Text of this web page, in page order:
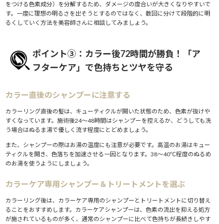
をつける色素成分）を分解するため、ダメージの度合いが大きくなりやすいで
す。一度に理想の明るさを出そうとするのではなく、数回に分けて段階的に明
るくしていく方法を美容師さんに相談してみましょう。
ポイント③：カラー後72時間が勝負！「ア
フターケア」で色持ちとツヤを守る
カラー直後のシャンプーに注意する
カラーリング直後の髪は、キューティクルが開いた状態のため、色素が抜けや
すくなっています。施術後24〜48時間はシャンプーを控えるか、どうしても洗
う場合はぬるま湯で優しく流す程度にとどめましょう。
また、シャンプーの際はお湯の温度にも注意が必要です。高温のお湯はキュー
ティクルを開き、色落ちを加速させる一因となります。38〜40℃程度のぬるめ
のお湯を使うようにしましょう。
カラーケア専用シャンプー＆トリートメントを選ぶ
カラーリング後は、カラーケア専用のシャンプーとトリートメントに切り替え
ることをおすすめします。カラーケアシャンプーは、色素の流出を抑える処方
が施されているものが多く、通常のシャンプーに比べて色持ちが長続きしやす